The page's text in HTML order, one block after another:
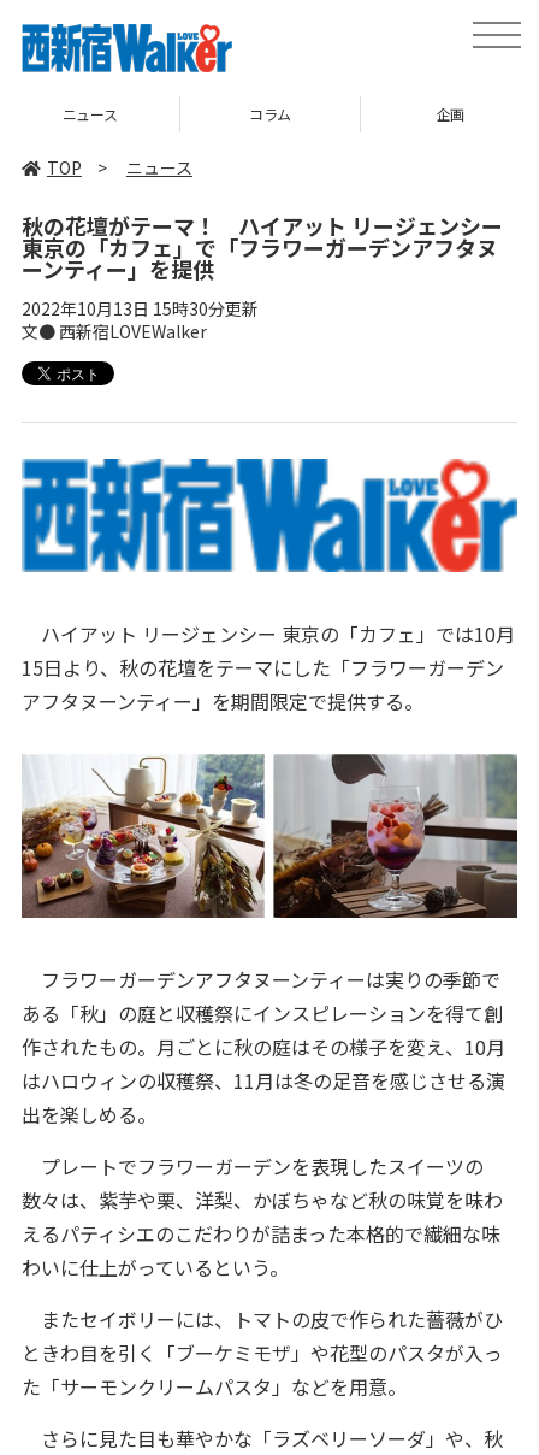
toggle
ニュース コラム 企画
TOP > ニュース
秋の花壇がテーマ！ ハイアット リージェンシー
東京の「カフェ」で「フラワーガーデンアフタヌ
ーンティー」を提供
2022年10月13日 15時30分更新
文● 西新宿LOVEWalker
ハイアット リージェンシー 東京の「カフェ」では10月
15日より、秋の花壇をテーマにした「フラワーガーデン
アフタヌーンティー」を期間限定で提供する。
フラワーガーデンアフタヌーンティーは実りの季節で
ある「秋」の庭と収穫祭にインスピレーションを得て創
作されたもの。月ごとに秋の庭はその様子を変え、10月
はハロウィンの収穫祭、11月は冬の足音を感じさせる演
出を楽しめる。
プレートでフラワーガーデンを表現したスイーツの
数々は、紫芋や栗、洋梨、かぼちゃなど秋の味覚を味わ
えるパティシエのこだわりが詰まった本格的で繊細な味
わいに仕上がっているという。
またセイボリーには、トマトの皮で作られた薔薇がひ
ときわ目を引く「ブーケミモザ」や花型のパスタが入っ
た「サーモンクリームパスタ」などを用意。
さらに見た目も華やかな「ラズベリーソーダ」や、秋